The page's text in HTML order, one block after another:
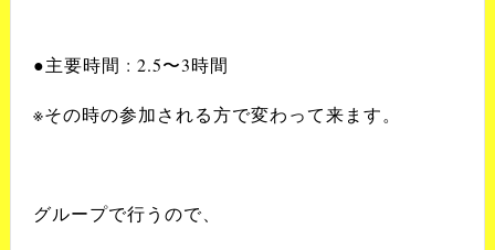
●主要時間 : 2.5〜3時間
※その時の参加される方で変わって来ます。
グループで行うので、